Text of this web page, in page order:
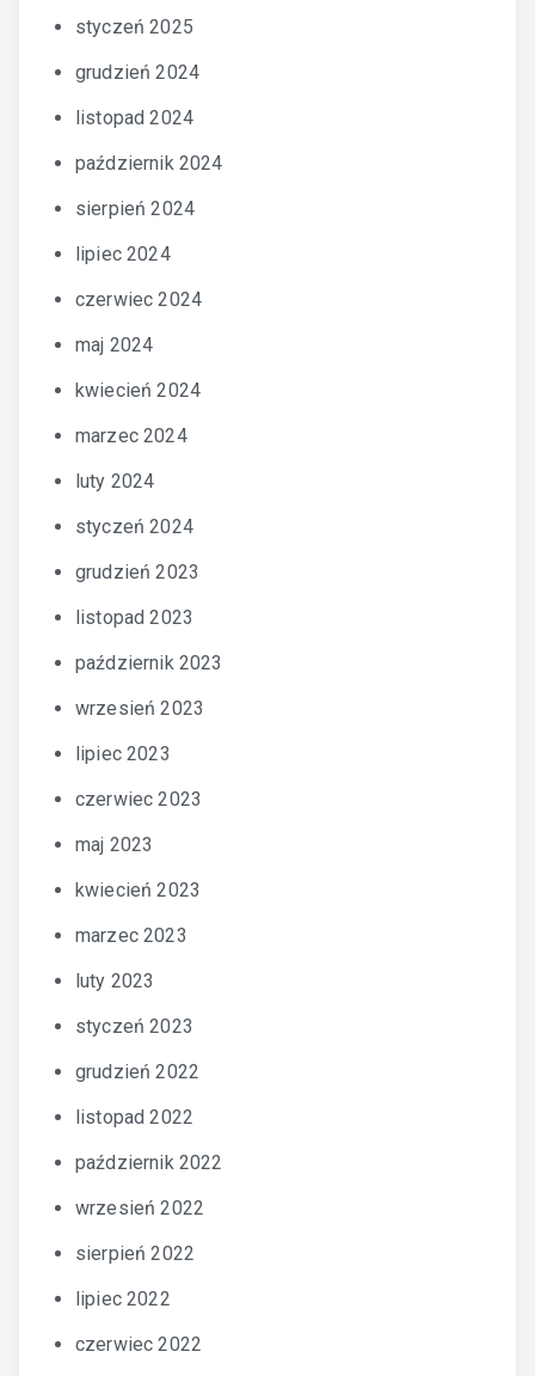
styczeń 2025
grudzień 2024
listopad 2024
październik 2024
sierpień 2024
lipiec 2024
czerwiec 2024
maj 2024
kwiecień 2024
marzec 2024
luty 2024
styczeń 2024
grudzień 2023
listopad 2023
październik 2023
wrzesień 2023
lipiec 2023
czerwiec 2023
maj 2023
kwiecień 2023
marzec 2023
luty 2023
styczeń 2023
grudzień 2022
listopad 2022
październik 2022
wrzesień 2022
sierpień 2022
lipiec 2022
czerwiec 2022